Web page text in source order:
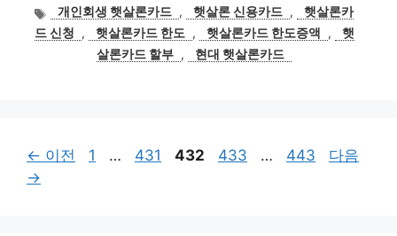
태
그
개인회생 햇살론카드 , 햇살론 신용카드 ,
햇살론카
드 신청
, 햇살론카드 한도 , 햇살론카드 한도증액 ,
햇
살론카드 할부 , 현대 햇살론카드
← 이전
페
1 …
페
431
페
432
페
433 …
페
443
다음
→